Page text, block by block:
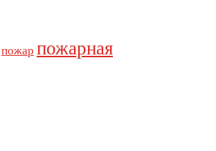
пожар пожарная